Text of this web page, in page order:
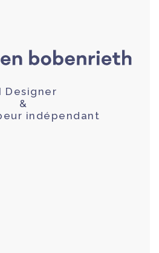
Designer
&
indépendant